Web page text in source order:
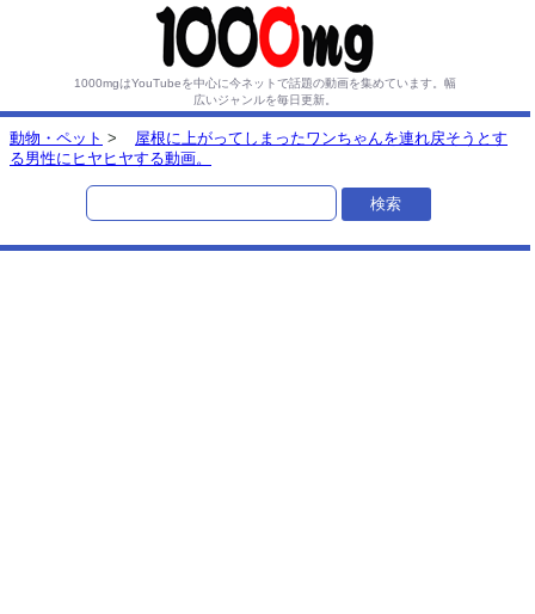
1000mgはYouTubeを中心に今ネットで話題の動画を集めています。 幅
広いジャンルを毎日更新。
動物・ペット >
屋根に上がってしまったワンちゃんを連れ戻そうとす
る男性にヒヤヒヤする動画。